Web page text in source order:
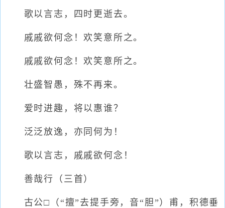
歌以言志，四时更逝去。
戚戚欲何念！欢笑意所之。
戚戚欲何念！欢笑意所之。
壮盛智愚，殊不再来。
爱时进趣，将以惠谁？
泛泛放逸，亦同何为！
歌以言志，戚戚欲何念！
善哉行（三首）
古公□（“擅”去提手旁，音“胆”）甫，积德垂